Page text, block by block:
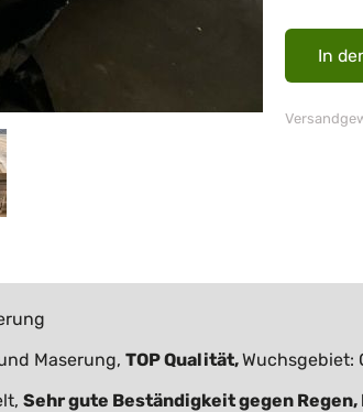
Maserung, TOP Qualität,Wuchsgebiet:
Sehr gute Beständigkeit gegen Regen,